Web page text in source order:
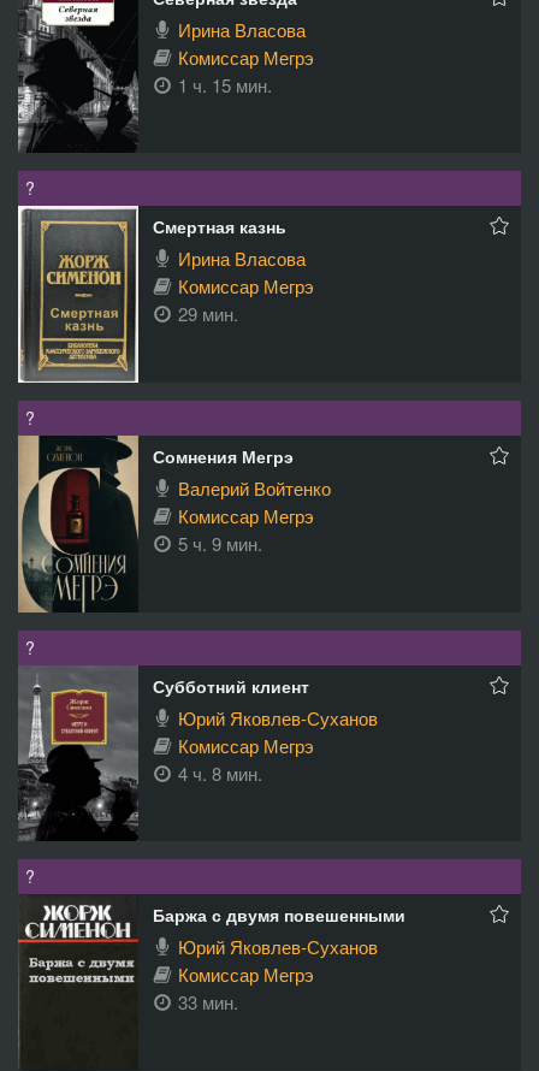
Ирина Власова
Комиссар Мегрэ
1 ч. 15 мин.
?
Смертная казнь
Ирина Власова
Комиссар Мегрэ
29 мин.
?
Сомнения Мегрэ
Валерий Войтенко
Комиссар Мегрэ
5 ч. 9 мин.
?
Субботний клиент
Юрий Яковлев-Суханов
Комиссар Мегрэ
4 ч. 8 мин.
?
Баржа с двумя повешенными
Юрий Яковлев-Суханов
Комиссар Мегрэ
33 мин.